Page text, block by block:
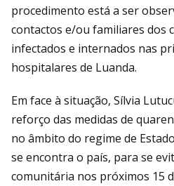
procedimento está a ser
contactos e/ou familiares dos
infectados e internados nas
hospitalares de Luanda.
Em face à situação, Sílvia
reforço das medidas de
no âmbito do regime de
se encontra o país, para se
comunitária nos próximos 15